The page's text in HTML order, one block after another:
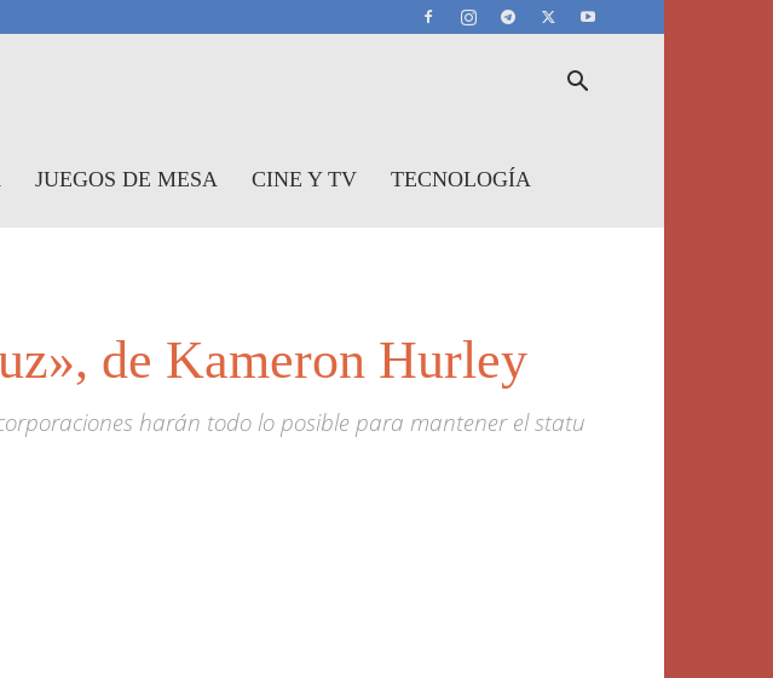
JUEGOS DE MESA CINE Y TV TECNOLOGÍA
de Kameron Hurley
harán todo lo posible para mantener el statu